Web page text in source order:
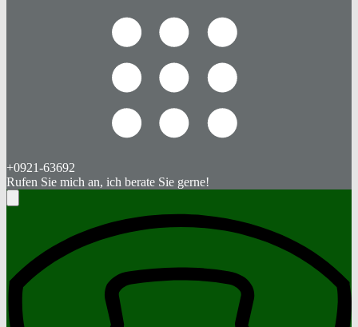
+0921-63692
Rufen Sie mich an, ich berate Sie gerne!